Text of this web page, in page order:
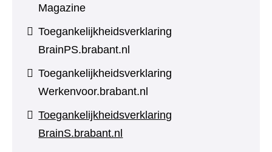
Magazine
Toegankelijkheidsverklaring
BrainPS.brabant.nl
Toegankelijkheidsverklaring
Werkenvoor.brabant.nl
Toegankelijkheidsverklaring
BrainS.brabant.nl